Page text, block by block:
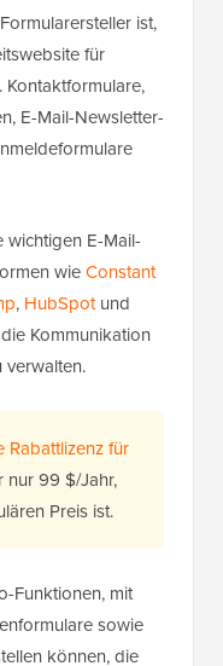
ist,
für
Kontaktformulare,
E-Mail-Newsletter-
wichtigen E-Mail-
wieConstant
, HubSpotund
Kommunikation
Rabattlizenz für
nur 99 $/Jahr,
Preis ist.
Funktionen, mit
sowie
können, die